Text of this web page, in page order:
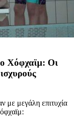
Χόφχαϊμ: Οι
με μεγάλη επιτυχία